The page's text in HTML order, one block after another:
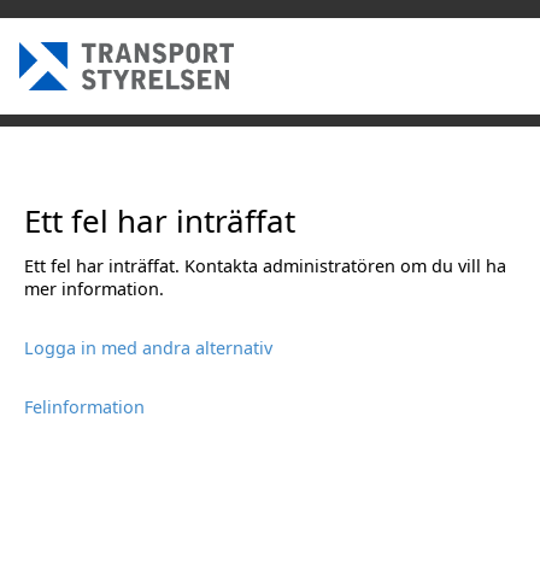
Ett fel har inträffat
Ett fel har inträffat. Kontakta administratören om du vill ha
mer information.
Logga in med andra alternativ
Felinformation